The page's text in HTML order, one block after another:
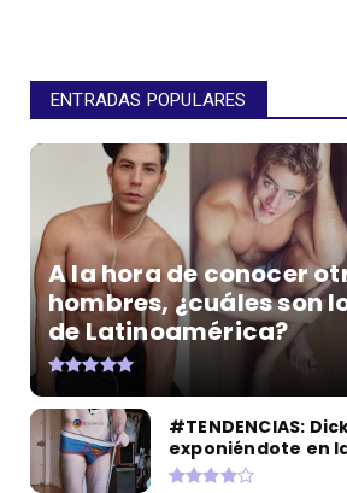
ENTRADAS POPULARES
A la hora de conocer
hombres, ¿cuáles son
de Latinoamérica?
#TENDENCIAS:
exponiéndote en